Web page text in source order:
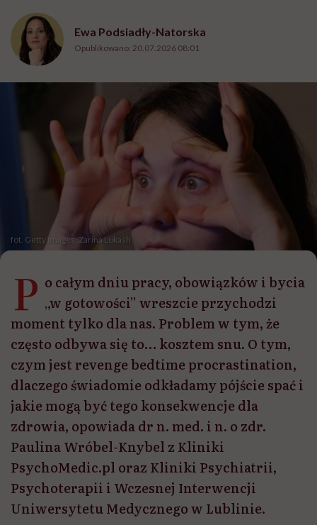
Ewa Podsiadły-Natorska
Opublikowano: 20.07.2026 08:01
fot. Getty Images, Zarina Lukash
P o całym dniu pracy, obowiązków i bycia
„w gotowości” wreszcie przychodzi
moment tylko dla nas. Problem w tym, że
często odbywa się to… kosztem snu. O tym,
czym jest revenge bedtime procrastination,
dlaczego świadomie odkładamy pójście spać i
jakie mogą być tego konsekwencje dla
zdrowia, opowiada dr n. med. i n. o zdr.
Paulina Wróbel-Knybel z Kliniki
PsychoMedic.pl oraz Kliniki Psychiatrii,
Psychoterapii i Wczesnej Interwencji
Uniwersytetu Medycznego w Lublinie.